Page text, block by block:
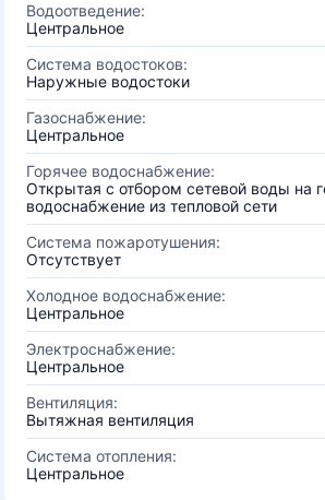
Водоотведение:
Центральное
Система водостоков:
Наружные водостоки
Газоснабжение:
Центральное
Горячее водоснабжение:
Открытая с отбором сетевой воды на
водоснабжение из тепловой сети
Система пожаротушения:
Отсутствует
Холодное водоснабжение:
Центральное
Электроснабжение:
Центральное
Вентиляция:
Вытяжная вентиляция
Система отопления:
Центральное